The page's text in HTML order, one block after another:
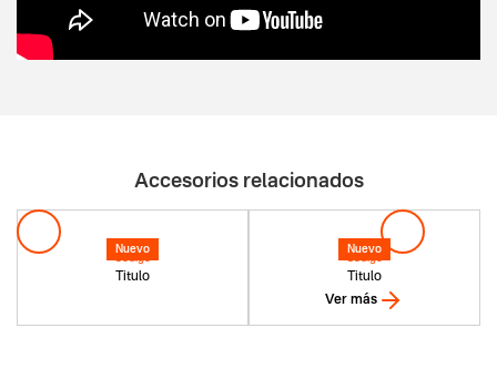
Accesorios relacionados
Nuevo
Titulo
Nuevo
Titulo
Ver más